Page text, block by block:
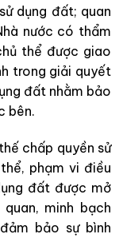
sử dụng đất; quan
nước có thẩm
thể được giao
trong giải quyết
đất nhằm bảo
bên.
thế chấp quyền sử
thể, phạm vi điều
đất được mở
quan, minh bạch
đảm bảo sự bình